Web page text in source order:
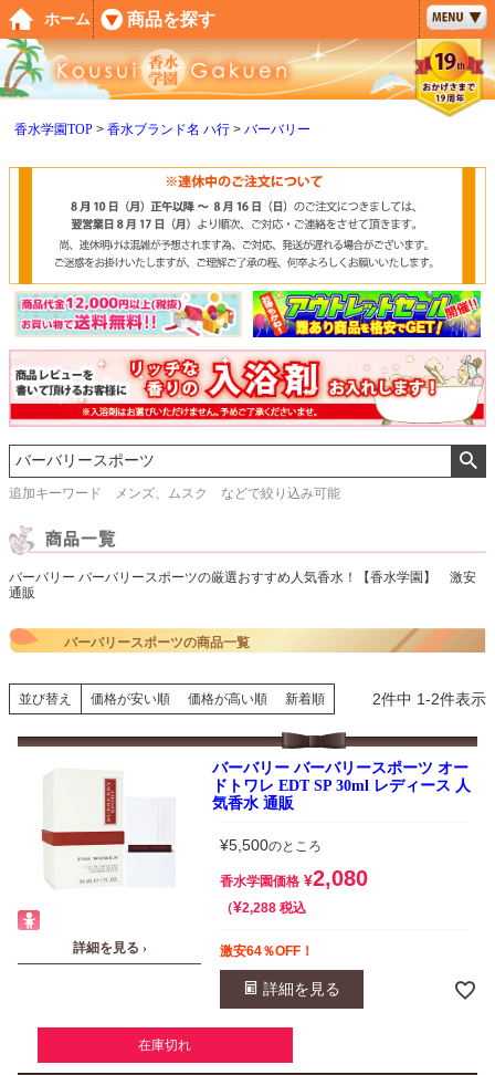
香水学園TOP 香水ブランド名 ハ行 バーバリー
追加キーワード メンズ、ムスク などで絞り込み可能
バーバリー バーバリースポーツの厳選おすすめ人気香水！【香水学園】 激安
通販
バーバリースポーツの商品一覧
並び替え 価格が安い順 価格が高い順 新着順 2件中 1-2件表示
詳細を見る ›
バーバリー バーバリースポーツ オー
ドトワレ EDT SP 30ml レディース 人
気香水 通販
¥5,500のところ
香水学園価格 ¥2,080
¥2,288 税込
激安64％OFF！
詳細を見る
在庫切れ
ペー
ジト
ップ
へ
ホーム 商品を探す